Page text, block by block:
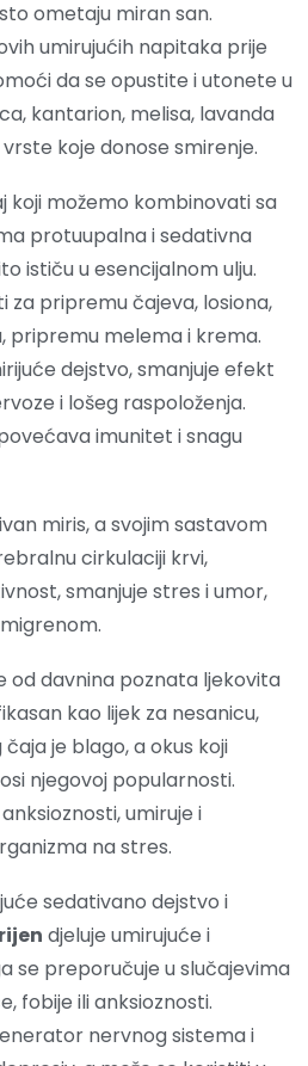
ometaju miran san.
umirujućih napitaka prije
da se opustite i utonete u
kantarion, melisa, lavanda
koje donose smirenje.
koji možemo kombinovati sa
protuupalna i sedativna
ističu u esencijalnom ulju.
za pripremu čajeva, losiona,
pripremu melema i krema.
dejstvo, smanjuje efekt
i lošeg raspoloženja.
imunitet i snagu
miris, a svojim sastavom
cirkulaciji krvi,
smanjuje stres i umor,
od davnina poznata ljekovita
kao lijek za nesanicu,
je blago, a okus koji
njegovoj popularnosti.
umiruje i
na stres.
sedativano dejstvo i
djeluje umirujuće i
se preporučuje u slučajevima
fobije ili anksioznosti.
nervnog sistema i